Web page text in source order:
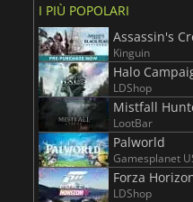
I PIÙ POPOLARI
Kinguin
Halo
LDShop
Mistfall
LootBar
Palworld
Gamesplanet
Forza
LDShop